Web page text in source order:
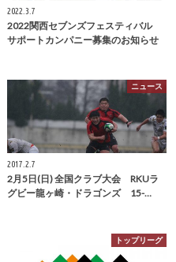
2022.3.7
2022関西セブンズフェスティバル
サポートカンパニー募集のお知らせ
ニュース
2017.2.7
2月5日(日) 全国クラブ大会 RKUラ
グビー龍ヶ崎・ドラゴンズ 15-…
トップリーグ